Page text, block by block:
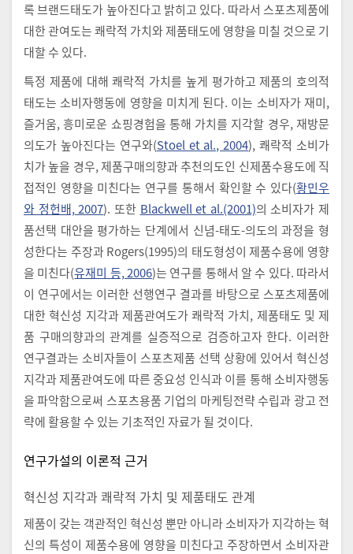
록 브랜드태도가 높아진다고 밝히고 있다. 따라서 스포츠제품에
대한 관여도는 쾌락적 가치와 제품태도에 영향을 미칠 것으로 기
대할 수 있다.
특정 제품에 대해 쾌락적 가치를 높게 평가하고 제품의 호의적
태도는 소비자행동에 영향을 미치게 된다. 이는 소비자가 재미,
즐거움, 흥미로운 쇼핑경험을 통해 가치를 지각할 경우, 재방문
의도가 높아진다는 연구와(Stoel et al., 2004), 쾌락적 소비가
치가 높을 경우, 제품구매의향과 추천의도인 신제품수용도에 직
접적인 영향을 미친다는 연구를 통해서 확인할 수 있다(황민우
와 정헌배, 2007). 또한 Blackwell et al.(2001)의 소비자가 제
품선택 대안을 평가하는 단계에서 신념-태도-의도의 과정을 형
성한다는 주장과 Rogers(1995)의 태도형성이 제품수용에 영향
을 미친다(유재미 등, 2006)는 연구를 통해서 알 수 있다. 따라서
이 연구에서는 이러한 선행연구 결과를 바탕으로 스포츠제품에
대한 혁신성 지각과 제품관여도가 쾌락적 가치, 제품태도 및 제
품 구매의향과의 관계를 실증적으로 검증하고자 한다. 이러한
연구결과는 소비자들이 스포츠제품 선택 상황에 있어서 혁신성
지각과 제품관여도에 따른 중요성 인식과 이를 통해 소비자행동
을 파악함으로써 스포츠용품 기업의 마케팅전략 수립과 광고 전
략에 활용할 수 있는 기초적인 자료가 될 것이다.
연구가설의 이론적 근거
혁신성 지각과 쾌락적 가치 및 제품태도 관계
제품이 갖는 객관적인 혁신성 뿐만 아니라 소비자가 지각하는 혁
신의 특성이 제품수용에 영향을 미친다고 주장하면서 소비자관